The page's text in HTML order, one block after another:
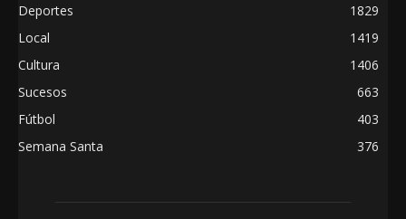
Deportes
1829
Local
1419
Cultura
1406
Sucesos
663
Fútbol
403
Semana Santa
376